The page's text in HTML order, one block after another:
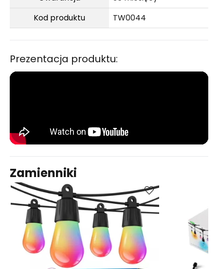
Kod produktu
TW0044
Prezentacja produktu:
Zamienniki